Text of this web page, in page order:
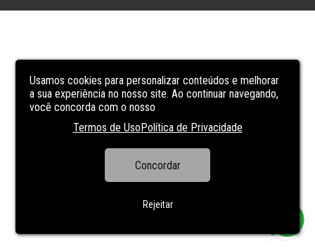
Usamos cookies para personalizar conteúdos e melhorar
a sua experiência no nosso site. Ao continuar navegando,
você concorda com o nosso
Termos de UsoPolítica de Privacidade
Concordar
Rejeitar